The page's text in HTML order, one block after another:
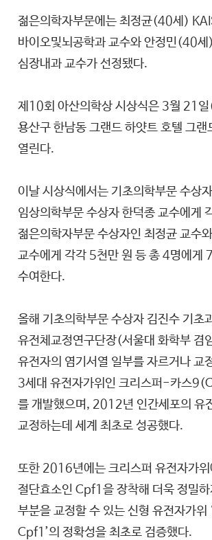
젊은의학자부문에는 최정균(40세)
바이오및뇌공학과 교수와 안정민(40세
심장내과 교수가 선정됐다.
제10회 아산의학상 시상식은 3월 21
용산구 한남동 그랜드 하얏트 호텔 그랜
열린다.
이날 시상식에서는 기초의학부문 수상
임상의학부문 수상자 한덕종 교수에게
젊은의학자부문 수상자인 최정균 교수
교수에게 각각 5천만 원 등 총 4명에게
수여한다.
올해 기초의학부문 수상자 김진수 기초
유전체교정연구단장(서울대 화학부 겸
유전자의 염기서열 일부를 자르거나 교
3세대 유전자가위인 크리스퍼-카스
를 개발했으며, 2012년 인간세포의 유
교정하는데 세계 최초로 성공했다.
또한 2016년에는 크리스퍼 유전자가위
절단효소인 Cpf1을 장착해 더욱 정밀
부분을 교정할 수 있는 신형 유전자가위
Cpf1’의 정확성을 최초로 검증했다.